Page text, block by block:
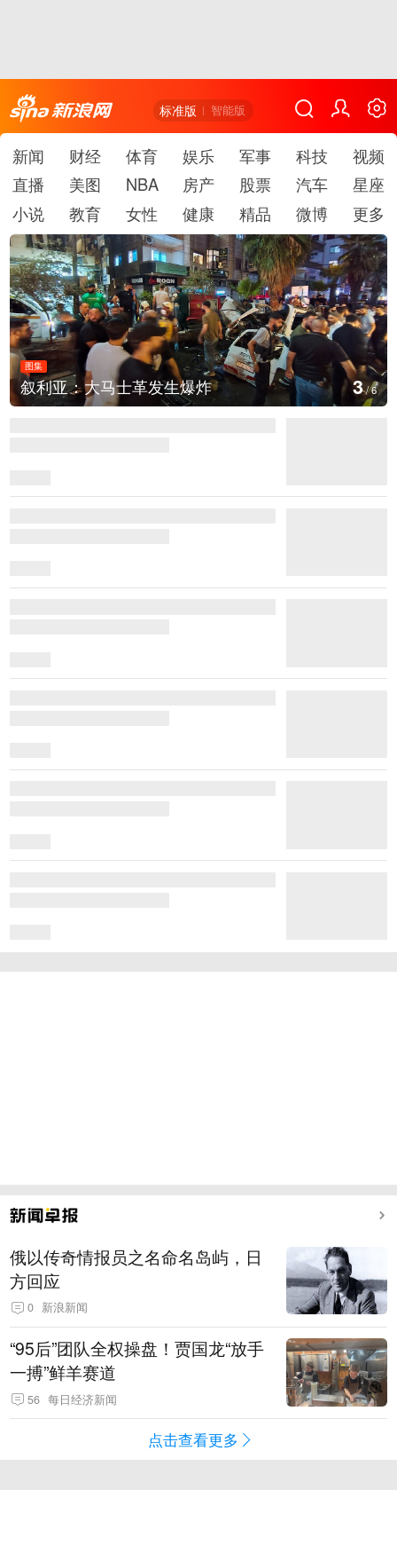
标准版 智能版
新闻 财经 体育 娱乐 军事 科技
视频
直播
美图 NBA 房产 股票 汽车
星座
小说
教育 女性 健康 精品 微博 更多
图集
云南弥勒：欢庆火把节 4/6
俄以传奇情报员之名命名岛屿，日
方回应
0 新浪新闻
“95后”团队全权操盘！贾国龙“放手
一搏”鲜羊赛道
56 每日经济新闻
点击查看更多